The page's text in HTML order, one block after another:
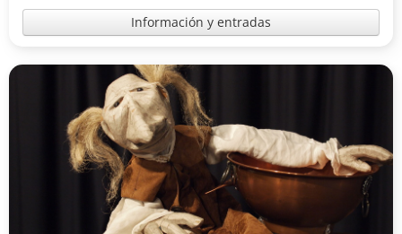
Información y entradas